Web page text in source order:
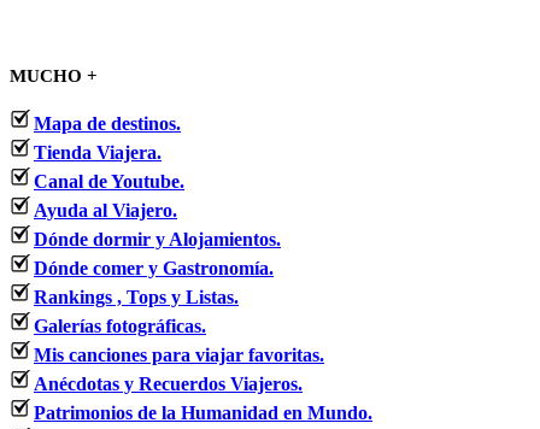
MUCHO +
Mapa de destinos.
Tienda Viajera.
Canal de Youtube.
Ayuda al Viajero.
Dónde dormir y Alojamientos.
Dónde comer y Gastronomía.
Rankings , Tops y Listas.
Galerías fotográficas.
Mis canciones para viajar favoritas.
Anécdotas y Recuerdos Viajeros.
Patrimonios de la Humanidad en Mundo.